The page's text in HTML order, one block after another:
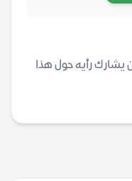
يشارك رأيه حول هذا